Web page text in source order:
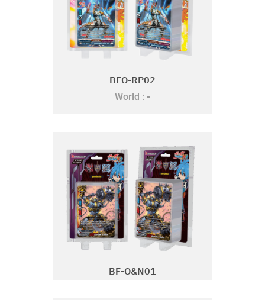
BFO-RP02
World : -
BF-O&N01